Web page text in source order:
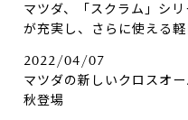
マツダ、「スクラム」シ
が充実し、さらに使える
2022/04/07
マツダの新しいクロスオ
秋登場